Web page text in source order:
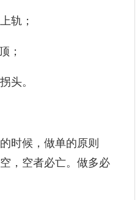
轨；
；
头。
时候，做单的原则
，空者必亡。做多必